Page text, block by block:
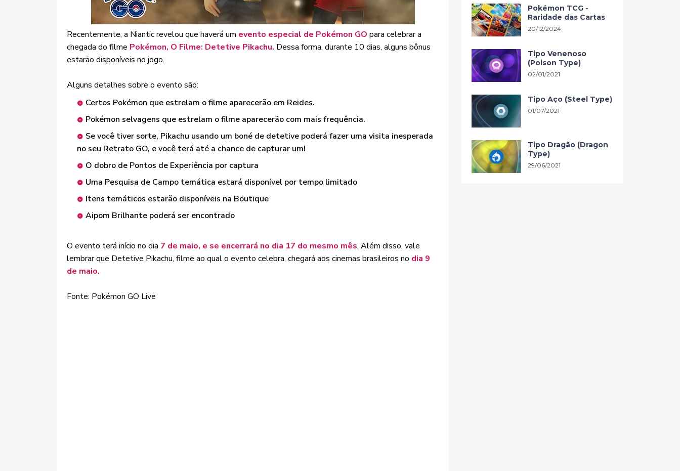
Recentemente, a Niantic revelou que haverá um evento especial de Pokémon GO para celebrar a
chegada do filme Pokémon, O Filme: Detetive Pikachu. Dessa forma, durante 10 dias, alguns bônus
estarão disponíveis no jogo.
Alguns detalhes sobre o evento são:
Certos Pokémon que estrelam o filme aparecerão em Reides.
Pokémon selvagens que estrelam o filme aparecerão com mais frequência.
Se você tiver sorte, Pikachu usando um boné de detetive poderá fazer uma visita inesperada
no seu Retrato GO, e você terá até a chance de capturar um!
O dobro de Pontos de Experiência por captura
Uma Pesquisa de Campo temática estará disponível por tempo limitado
Itens temáticos estarão disponíveis na Boutique
Aipom Brilhante poderá ser encontrado
O evento terá início no dia 7 de maio, e se encerrará no dia 17 do mesmo mês. Além disso, vale
lembrar que Detetive Pikachu, filme ao qual o evento celebra, chegará aos cinemas brasileiros no dia 9
de maio.
Fonte: Pokémon GO Live
Pokémon TCG -
Raridade das Cartas
20/12/2024
Tipo Venenoso
(Poison Type)
02/01/2021
Tipo Aço (Steel Type)
01/07/2021
Tipo Dragão (Dragon
Type)
29/06/2021